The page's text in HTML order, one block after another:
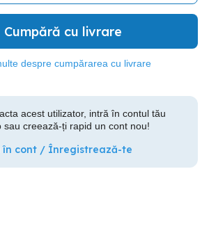
Cumpără cu livrare
despre cumpărarea cu livrare
acest utilizator, intră în contul tău
sau creează-ți rapid un cont nou!
cont / Înregistrează-te